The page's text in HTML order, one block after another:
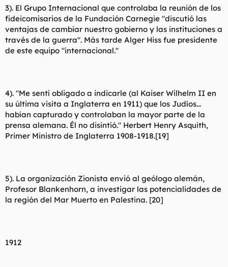
3). El Grupo Internacional que controlaba la reunión de los
fideicomisarios de la Fundación Carnegie "discutió las
ventajas de cambiar nuestro gobierno y las instituciones a
través de la guerra". Más tarde Alger Hiss fue presidente
de este equipo "internacional."
4). "Me sentí obligado a indicarle (al Kaiser Wilhelm II en
su última visita a Inglaterra en 1911) que los Judíos...
habían capturado y controlaban la mayor parte de la
prensa alemana. Él no disintió." Herbert Henry Asquith,
Primer Ministro de Inglaterra 1908-1918.[19]
5). La organización Zionista envió al geólogo alemán,
Profesor Blankenhorn, a investigar las potencialidades de
la región del Mar Muerto en Palestina. [20]
1912